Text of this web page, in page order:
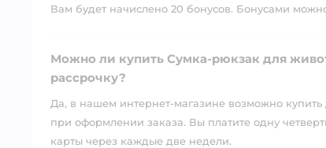
Вам будет начислено 20 бонусов. Бонусами
Можно ли купить Сумка-рюкзак для
рассрочку?
Да, в нашем интернет-магазине возможно
при оформлении заказа. Вы платите одну
карты через каждые две недели.